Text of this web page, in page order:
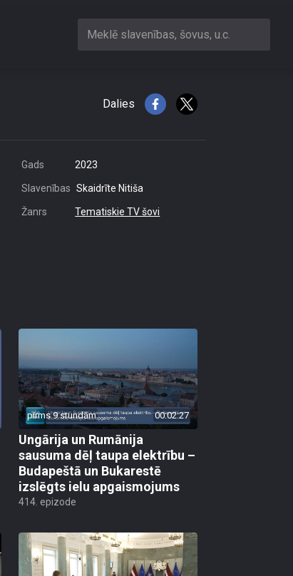
Meklē slavenības, šovus, u.c.
Dalies
Gads 2023
Slavenības Skaidrīte Nitiša
Žanrs Tematiskie TV šovi
pirms 9 stundām 00:02:27
Ungārija un Rumānija
sausuma dēļ taupa elektrību –
Budapeštā un Bukarestē
izslēgts ielu apgaismojums
414. epizode